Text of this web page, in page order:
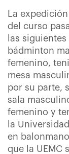
La
del curso
las
bádminton
femenino,
mesa
por su parte,
sala
femenino y
la
en
que la UEMC